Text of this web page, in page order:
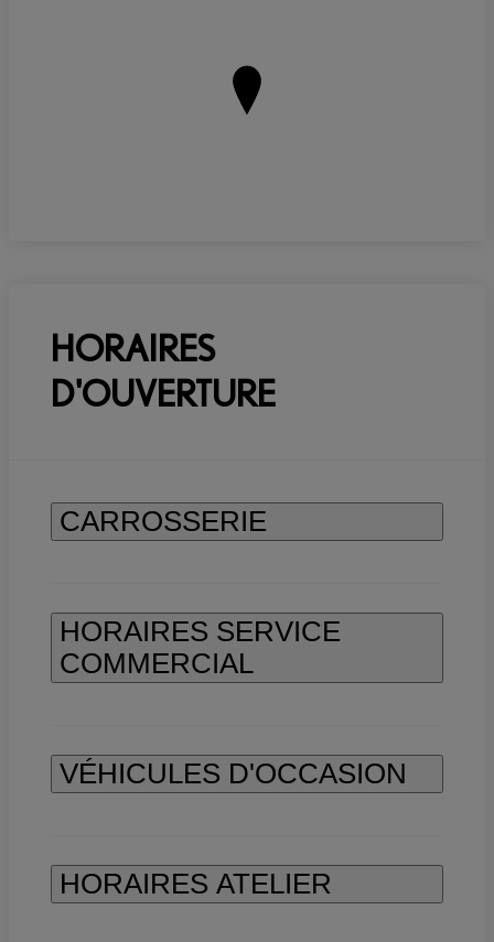
HORAIRES
D'OUVERTURE
CARROSSERIE
HORAIRES SERVICE
COMMERCIAL
VÉHICULES D'OCCASION
HORAIRES ATELIER